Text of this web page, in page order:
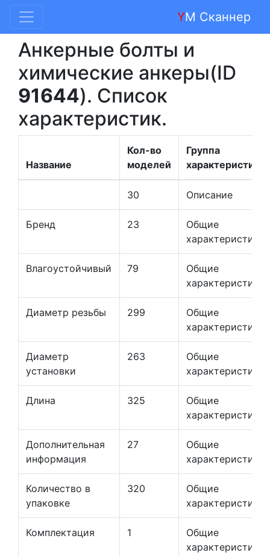
YM Сканнер
Анкерные болты и
химические анкеры(ID
91644). Список
характеристик.
Название
Кол-во
моделей
Группа
характеристик
30 Описание
Бренд 23
Общие
характеристики
Влагоустойчивый 79
Общие
характеристики
Диаметр резьбы 299
Общие
характеристики
Диаметр
установки
263
Общие
характеристики
Длина 325
Общие
характеристики
Дополнительная
информация
27
Общие
характеристики
Количество в
упаковке
320
Общие
характеристики
Комплектация 1
Общие
характеристики